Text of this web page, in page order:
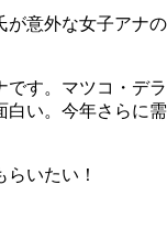
が意外な女子アナの
です。マツコ・デラ
白い。今年さらに需
いたい！